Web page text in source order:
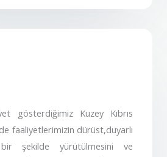
gösterdiğimiz Kuzey Kıbrıs
faaliyetlerimizin dürüst,duyarlı
şekilde yürütülmesini ve